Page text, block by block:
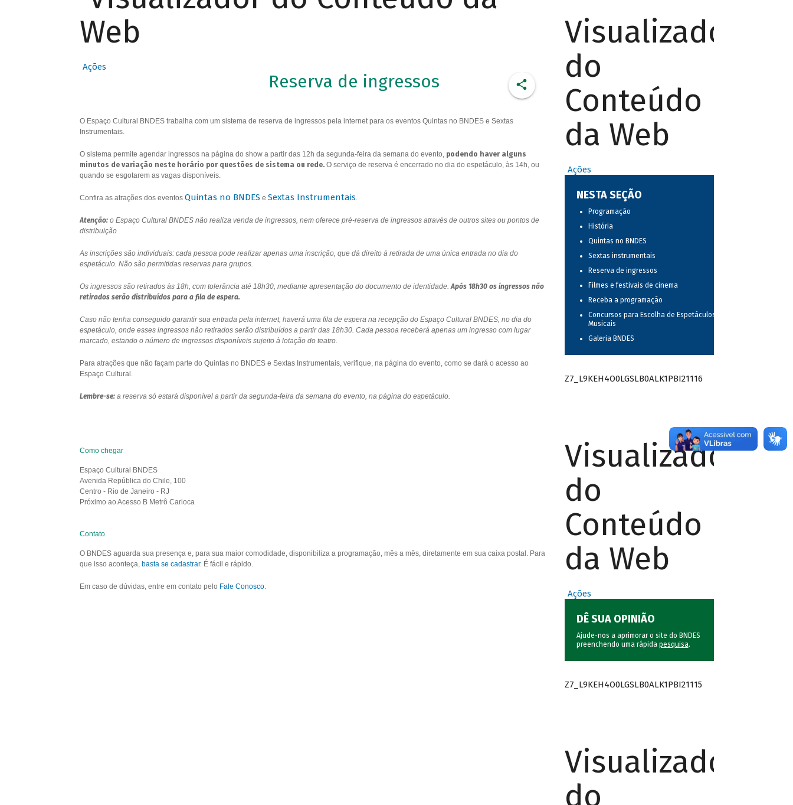
Web
Ações
Reserva de ingressos
O Espaço Cultural BNDES trabalha com um sistema de reserva de ingressos pela internet para os eventos Quintas no BNDES e Sextas
Instrumentais.
O sistema permite agendar ingressos na página do show a partir das 12h da segunda-feira da semana do evento, podendo haver alguns
minutos de variação neste horário por questões de sistema ou rede.O serviço de reserva é encerrado no dia do espetáculo, às 14h, ou
quando se esgotarem as vagas disponíveis.
Confira as atrações dos eventos Quintas no BNDES e Sextas Instrumentais.
Atenção:o Espaço Cultural BNDES não realiza venda de ingressos, nem oferece pré-reserva de ingressos através de outros sites ou pontos de
distribuição
As inscrições são individuais: cada pessoa pode realizar apenas uma inscrição, que dá direito à retirada de uma única entrada no dia do
espetáculo. Não são permitidas reservas para grupos.
Os ingressos são retirados às 18h, com tolerância até 18h30, mediante apresentação do documento de identidade.Após 18h30 os ingressos não
retirados serão distribuídos para a fila de espera.
Caso não tenha conseguido garantir sua entrada pela internet, haverá uma fila de espera na recepção do Espaço Cultural BNDES, no dia do
espetáculo, onde esses ingressos não retirados serão distribuídos a partir das 18h30. Cada pessoa receberá apenas um ingresso com lugar
marcado, estando o número de ingressos disponíveis sujeito à lotação do teatro.
Para atrações que não façam parte do Quintas no BNDES e Sextas Instrumentais, verifique, na página do evento, como se dará o acesso ao
Espaço Cultural.
Lembre-se:a reserva só estará disponível a partir da segunda-feira da semana do evento, na página do espetáculo.
Como chegar
Espaço Cultural BNDES
Avenida República do Chile, 100
Centro - Rio de Janeiro - RJ
Próximo ao Acesso B Metrô Carioca
Contato
O BNDES aguarda sua presença e, para sua maior comodidade, disponibiliza a programação, mês a mês, diretamente em sua caixa postal. Para
que isso aconteça, basta se cadastrar. É fácil e rápido.
Em caso de dúvidas, entre em contato pelo Fale Conosco.
Visualizador
do
Conteúdo
da Web
Ações
NESTA SEÇÃO
Programação
História
Quintas no BNDES
Sextas instrumentais
Reserva de ingressos
Filmes e festivais de cinema
Receba a programação
Concursos para Escolha de Espetáculos
Musicais
Galeria BNDES
Z7_L9KEH4O0LGSLB0ALK1PBI21116
Visualizador
do
Conteúdo
da Web
Ações
DÊ SUA OPINIÃO
Ajude-nos a aprimorar o site do BNDES
preenchendo uma rápida pesquisa.
Z7_L9KEH4O0LGSLB0ALK1PBI21115
Visualizador
do